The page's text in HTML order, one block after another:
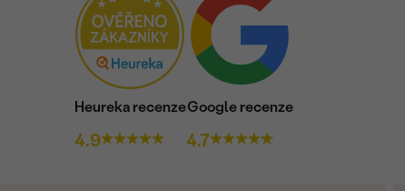
Heureka recenze
4.9
Google recenze
4.7